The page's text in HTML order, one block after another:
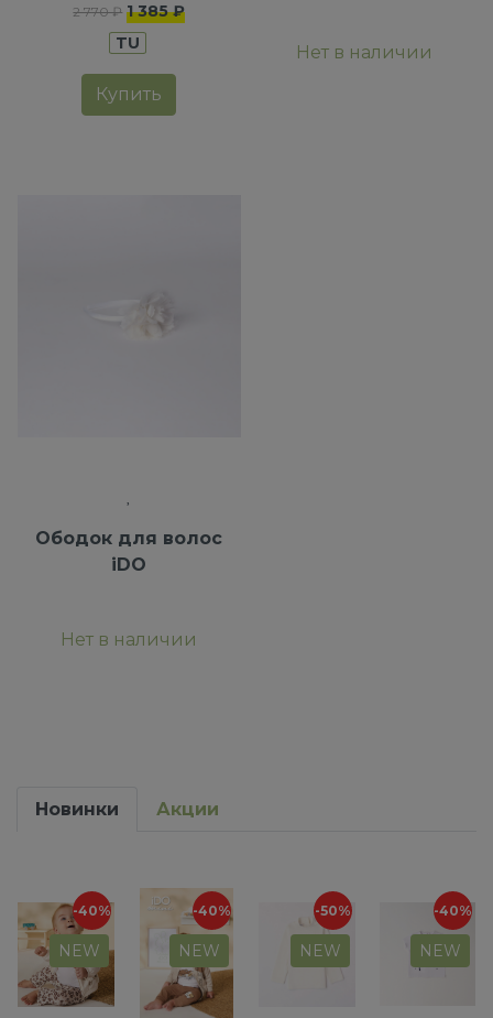
2 770 ₽ 1 385 ₽
TU
Купить
Нет в наличии
Ободок для волос
iDO
Нет в наличии
Новинки Акции
-40%
NEW
-40%
NEW
-50%
NEW
-40%
NEW